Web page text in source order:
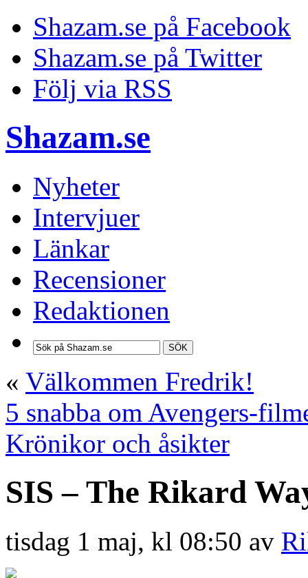
Shazam.se på Facebook
Shazam.se på Twitter
Följ via RSS
Shazam.se
Nyheter
Intervjuer
Länkar
Recensioner
Redaktionen
SÖK
« Välkommen Fredrik!
5 snabba om Avengers-
Krönikor och åsikter
SIS – The Rikard
tisdag 1 maj, kl 08:50 av